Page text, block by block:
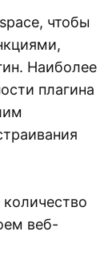
с
чтобы
Наиболее
плагина
количество
веб-